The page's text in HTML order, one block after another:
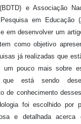
e Associação
em Educação
em desenvolver um
como objetivo
já realizadas que
um pouco mais sobre
está sendo
de conhecimento
foi escolhido por
e detalhada acerca